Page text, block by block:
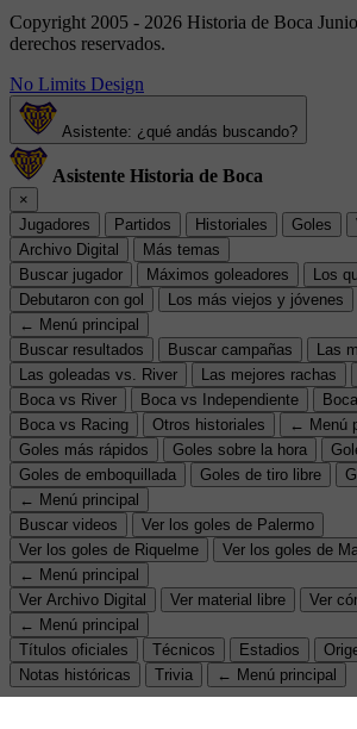
Copyright 2005 - 2026 Historia de Boca
derechos reservados.
No Limits Design
Asistente: ¿qué andás buscando?
Asistente Historia de Boca
×
Jugadores
Partidos Historiales Goles
Archivo Digital
Más temas
Buscar jugador
Máximos goleadores
Los
Debutaron con gol
Los más viejos y jóvenes
← Menú principal
Buscar resultados
Buscar campañas
Las
Las goleadas vs. River
Las mejores rachas
Boca vs River
Boca vs Independiente
Boca vs Racing
Otros historiales
← Menú
Goles más rápidos
Goles sobre la hora
Goles de emboquillada
Goles de tiro libre
← Menú principal
Buscar videos
Ver los goles de Palermo
Ver los goles de Riquelme
Ver los goles de
← Menú principal
Ver Archivo Digital
Ver material libre
Ver
← Menú principal
Títulos oficiales
Técnicos Estadios
Notas históricas
Trivia ← Menú principal